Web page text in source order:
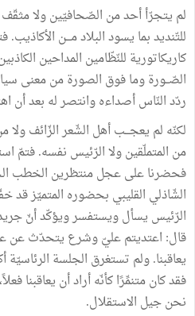
لم يتجرّأأحدمن الصّحافيّينولامثقّف
للتّنديدبما يسودالبلادمـــن الأكاذيب.
كاريكاتورية للنّظّامين المداحين
الصّــورةومافوق الصورةمنمعنى
ردّدالنّاسأصداءهوانتصرله بعدأن
لكنّه لم يعجـــبأهل الشّعرالزّائفولا
من المتملّقينولاالرّئيس نفسه.فتمّ
فحضرناعلىعجلمنتظرين الخطب
الشّاذلي القليبي بحضوره المتميّزقد
الرّئيس يسألويستفسرويؤكّدأنّ
قال: اعتديتمعليّوشرع يتحدّثعن
يعاقبنا.ولم تستغرق الجلسة الرئاسيّة
فقدكانمتنمِّرًاكأنّهأرادأن يعاقبنافعلاً،
نحنجيل الاستقلال.